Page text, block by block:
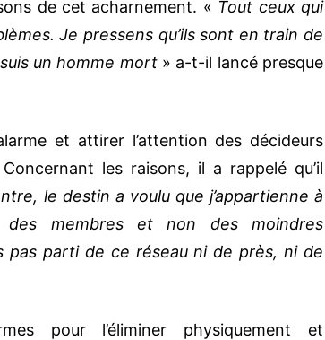
de cet acharnement. « Tout ceux qui
Je pressens qu’ils sont en train de
un homme mort » a-t-il lancé presque
et attirer l’attention des décideurs
Concernant les raisons, il a rappelé qu’il
le destin a voulu que j’appartienne à
membres et non des moindres
parti de ce réseau ni de près, ni de
pour l’éliminer physiquement et